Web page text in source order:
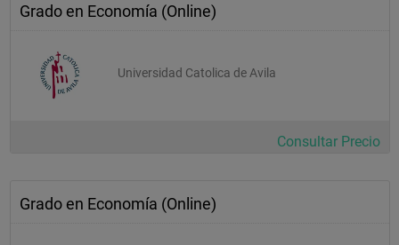
Grado en Economía (Online)
Universidad Catolica de Avila
Consultar Precio
Grado en Economía (Online)